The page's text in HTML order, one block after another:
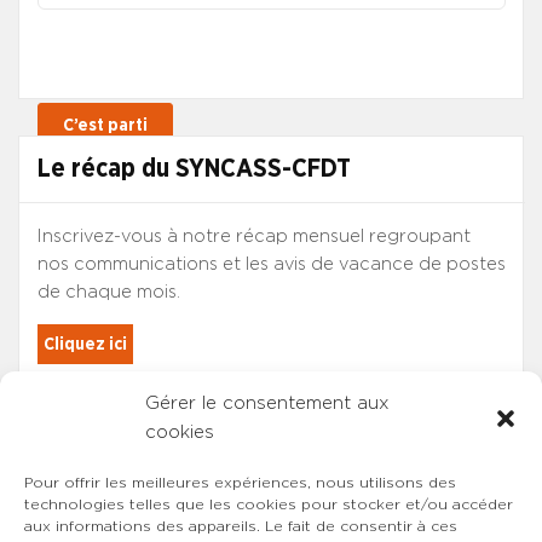
Gérer le consentement aux
cookies
Pour offrir les meilleures expériences, nous utilisons des
technologies telles que les cookies pour stocker et/ou accéder
aux informations des appareils. Le fait de consentir à ces
Le récap du SYNCASS-CFDT
Inscrivez-vous à notre récap mensuel regroupant
nos communications et les avis de vacance de postes
de chaque mois.
Cliquez ici
Les adhérents du SYNCASS-CFDT
sont automatiquement inscrits.